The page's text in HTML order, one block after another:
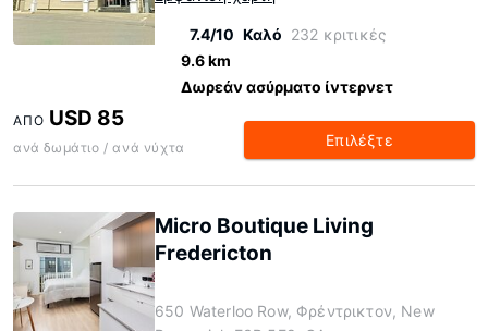
7.4/10 Καλό 232 κριτικές
9.6 km
Δωρεάν ασύρματο ίντερνετ
ΑΠΌ USD 85
ανά δωμάτιο / ανά νύχτα Επιλέξτε
Micro Boutique Living
Fredericton
650 Waterloo Row, Φρέντρικτον, New